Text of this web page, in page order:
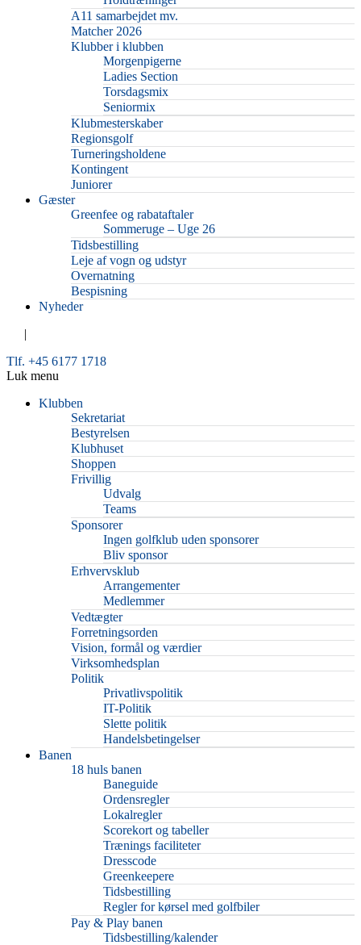
A11 samarbejdet mv.
Matcher 2026
Klubber i klubben
Morgenpigerne
Ladies Section
Torsdagsmix
Seniormix
Klubmesterskaber
Regionsgolf
Turneringsholdene
Kontingent
Juniorer
Gæster
Greenfee og rabataftaler
Sommeruge – Uge 26
Tidsbestilling
Leje af vogn og udstyr
Overnatning
Bespisning
Nyheder
|
Tlf. +45 6177 1718
Luk menu
Klubben
Sekretariat
Bestyrelsen
Klubhuset
Shoppen
Frivillig
Udvalg
Teams
Sponsorer
Ingen golfklub uden sponsorer
Bliv sponsor
Erhvervsklub
Arrangementer
Medlemmer
Vedtægter
Forretningsorden
Vision, formål og værdier
Virksomhedsplan
Politik
Privatlivspolitik
IT-Politik
Slette politik
Handelsbetingelser
Banen
18 huls banen
Baneguide
Ordensregler
Lokalregler
Scorekort og tabeller
Trænings faciliteter
Dresscode
Greenkeepere
Tidsbestilling
Regler for kørsel med golfbiler
Pay & Play banen
Tidsbestilling/kalender